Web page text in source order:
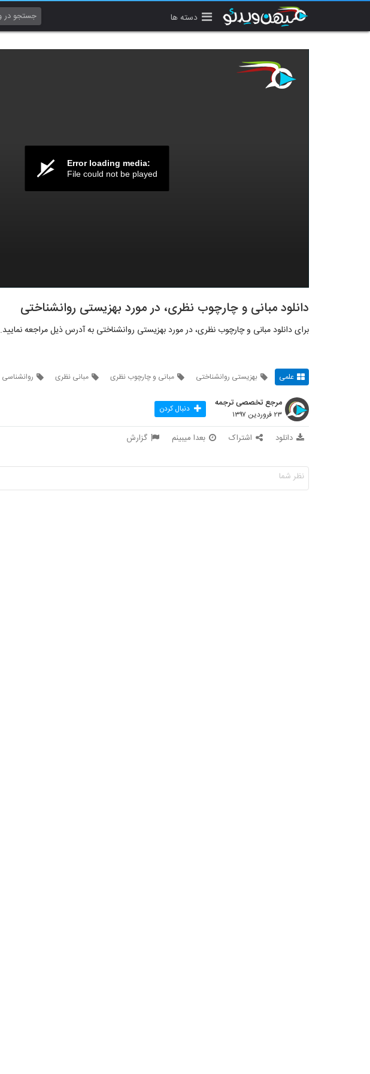
دسته ها
Error loading media:
File could not be played
دانلود مبانی و چارچوب نظری، در مورد بهزیستی روانشناختی
برای دانلود مبانی و چارچوب نظری، در مورد بهزیستی روانشناختی به آدرس ذیل مراجعه نمایید.
علمی بهزیستی روانشناختی مبانی و چارچوب نظری مبانی نظری روانشناسی
مرجع تخصصی ترجمه
۲۳ فروردین ۱۳۹۷ دنبال کردن
دانلود اشتراک بعدا میبینم گزارش